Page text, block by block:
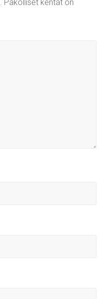
Pakolliset kentät on